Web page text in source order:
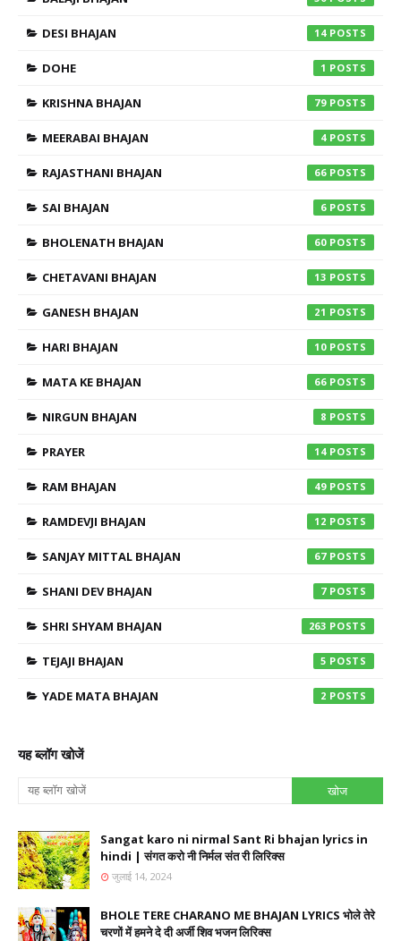
DESI BHAJAN 14
DOHE 1
KRISHNA BHAJAN 79
MEERABAI BHAJAN 4
RAJASTHANI BHAJAN 66
SAI BHAJAN 6
BHOLENATH BHAJAN 60
CHETAVANI BHAJAN 13
GANESH BHAJAN 21
HARI BHAJAN 10
MATA KE BHAJAN 66
NIRGUN BHAJAN 8
PRAYER 14
RAM BHAJAN 49
RAMDEVJI BHAJAN 12
SANJAY MITTAL BHAJAN 67
SHANI DEV BHAJAN 7
SHRI SHYAM BHAJAN 263
TEJAJI BHAJAN 5
YADE MATA BHAJAN 2
यह ब्लॉग खोजें
Sangat karo ni nirmal Sant Ri bhajan lyrics in
hindi | संगत करो नी निर्मल संत री लिरिक्स
जुलाई 14, 2024
BHOLE TERE CHARANO ME BHAJAN LYRICS भोले तेरे
चरणों में हमने दे दी अर्जी शिव भजन लिरिक्स